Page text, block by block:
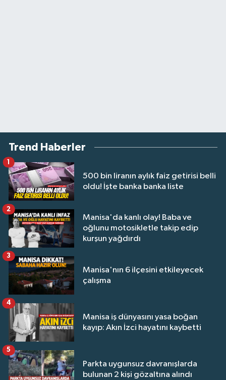
Trend Haberler
500 bin liranın aylık faiz getirisi belli
oldu! İşte banka banka liste
1
Manisa'da kanlı olay! Baba ve
oğlunu motosikletle takip edip
kurşun yağdırdı
2
Manisa'nın 6 ilçesini etkileyecek
çalışma
3
Manisa iş dünyasını yasa boğan
kayıp: Akın İzci hayatını kaybetti
4
Parkta uygunsuz davranışlarda
bulunan 2 kişi gözaltına alındı
5